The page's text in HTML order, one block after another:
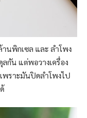
นพิกเซล และ ลำโพง
กัน แต่พอวางเครื่อง
พราะมันปิดลำโพงไป